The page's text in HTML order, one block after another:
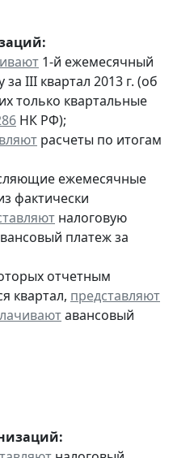
1-й ежемесячный
III квартал 2013 г. (об
только квартальные
НК РФ);
расчеты по итогам
ежемесячные
фактически
налоговую
платеж за
отчетным
квартал, представляют
авансовый